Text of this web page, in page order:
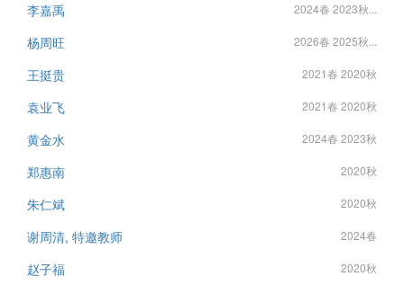
李嘉禹 2024春 2023秋...
杨周旺 2026春 2025秋...
王挺贵 2021春 2020秋
袁业飞 2021春 2020秋
黄金水 2024春 2023秋
郑惠南 2020秋
朱仁斌 2020秋
谢周清, 特邀教师 2024春
赵子福 2020秋